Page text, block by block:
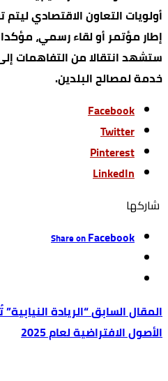
أولويات التعاون الاقتصادي
إطار مؤتمر أو لقاء رسمي،
ستشهد انتقالا من التفاهمات
خدمة لمصالح البلدين.
Facebook
Twitter
Pinterest
LinkedIn
‫‫ شاركها‬
Share onFacebook
“الريادة
الأصول الافتراضية لعام 2025